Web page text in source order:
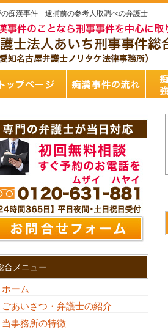
痴漢事件 逮捕前の参考人取調べの弁護士
合メニュー
ホーム
ごあいさつ・弁護士の紹介
当事務所の特徴